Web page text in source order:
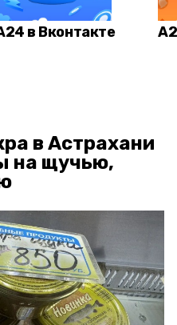
в Вконтакте
в Астрахани
на щучью,